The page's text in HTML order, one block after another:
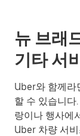
뉴 브래
기타 서
Uber와 함께라
할 수 있습니다
랑이나 행사에
Uber 차량 서